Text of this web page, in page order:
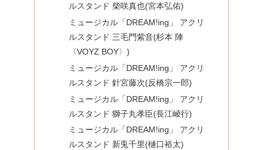
ルスタンド 柴咲真也(宮本弘佑)
ミュージカル「DREAM!ing」 アクリ
ルスタンド 三毛門紫音(杉本 陣
〈VOYZ BOY〉)
ミュージカル「DREAM!ing」 アクリ
ルスタンド 針宮藤次(反橋宗一郎)
ミュージカル「DREAM!ing」 アクリ
ルスタンド 獅子丸孝臣(長江崚行)
ミュージカル「DREAM!ing」 アクリ
ルスタンド 新兎千里(樋口裕太)